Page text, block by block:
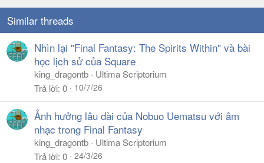
Similar threads
Nhìn lại "Final Fantasy: The Spirits Within" và bài
học lịch sử của Square
king_dragontb
Ultima Scriptorium
Trả lời 0 10/7/26
Ảnh hưởng lâu dài của Nobuo Uematsu với âm
nhạc trong Final Fantasy
king_dragontb
Ultima Scriptorium
Trả lời 0 24/3/26